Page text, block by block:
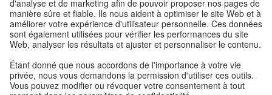
Confidentialité et accessibilité
Paramètres de confidentialité
Accessibilité